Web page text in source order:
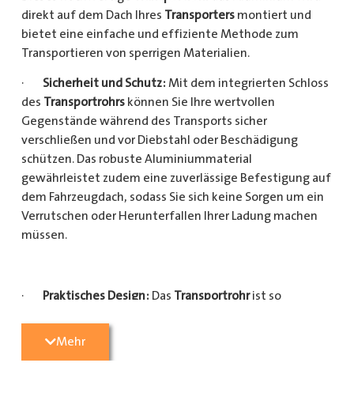
direkt auf dem Dach Ihres Transportersmontiert und
bietet eine einfache und effiziente Methode zum
Transportieren von sperrigen Materialien.
· Sicherheit und Schutz: Mit dem integrierten Schloss
des Transportrohrskönnen Sie Ihre wertvollen
Gegenstände während des Transports sicher
verschließen und vor Diebstahl oder Beschädigung
schützen. Das robuste Aluminiummaterial
gewährleistet zudem eine zuverlässige Befestigung auf
dem Fahrzeugdach, sodass Sie sich keine Sorgen um ein
Verrutschen oder Herunterfallen Ihrer Ladung machen
müssen.
· Praktisches Design: Das Transportrohrist so
Gegenständen sicher und einfach transportieren kann
Mehr